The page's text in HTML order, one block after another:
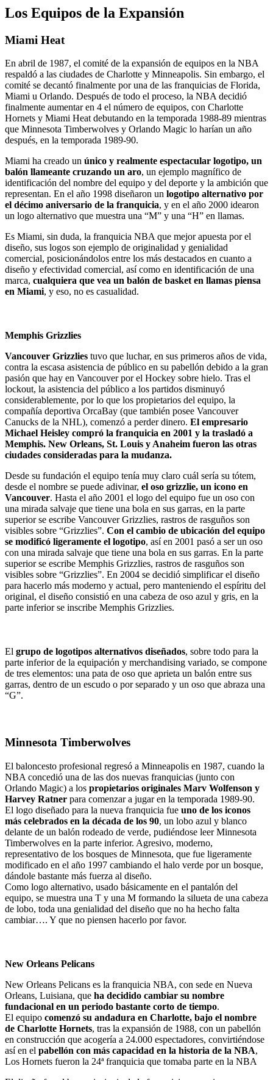
Los Equipos de la Expansión
Miami Heat
En abril de 1987, el comité de la expansión de equipos en la NBA
respaldó a las ciudades de Charlotte y Minneapolis. Sin embargo, el
comité se decantó finalmente por una de las franquicias de Florida,
Miami u Orlando. Después de todo el proceso, la NBA decidió
finalmente aumentar en 4 el número de equipos, con Charlotte
Hornets y Miami Heat debutando en la temporada 1988-89 mientras
que Minnesota Timberwolves y Orlando Magic lo harían un año
después, en la temporada 1989-90.
Miami ha creado un único y realmente espectacular logotipo, un
balón llameante cruzando un aro, un ejemplo magnífico de
identificación del nombre del equipo y del deporte y la ambición que
representan. En el año 1998 diseñaron un logotipo alternativo por
el décimo aniversario de la franquicia, y en el año 2000 idearon
un logo alternativo que muestra una “M” y una “H” en llamas.
Es Miami, sin duda, la franquicia NBA que mejor apuesta por el
diseño, sus logos son ejemplo de originalidad y genialidad
comercial, posicionándolos entre los más destacados en cuanto a
diseño y efectividad comercial, así como en identificación de una
marca, cualquiera que vea un balón de basket en llamas piensa
en Miami, y eso, no es casualidad.
Memphis Grizzlies
Vancouver Grizzlies tuvo que luchar, en sus primeros años de vida,
contra la escasa asistencia de público en su pabellón debido a la gran
pasión que hay en Vancouver por el Hockey sobre hielo. Tras el
lockout, la asistencia del público a los partidos disminuyó
considerablemente, por lo que los propietarios del equipo, la
compañía deportiva OrcaBay (que también posee Vancouver
Canucks de la NHL), comenzó a perder dinero. El empresario
Michael Heisley compró la franquicia en 2001 y la trasladó a
Memphis. New Orleans, St. Louis y Anaheim fueron las otras
ciudades consideradas para la mudanza.
Desde su fundación el equipo tenía muy claro cuál sería su tótem,
desde el nombre se puede adivinar, el oso grizzlie, un icono en
Vancouver. Hasta el año 2001 el logo del equipo fue un oso con
una mirada salvaje que tiene una bola en sus garras, en la parte
superior se escribe Vancouver Grizzlies, rastros de rasguños son
visibles sobre “Grizzlies”. Con el cambio de ubicación del equipo
se modificó ligeramente el logotipo, así en 2001 pasó a ser un oso
con una mirada salvaje que tiene una bola en sus garras. En la parte
superior se escribe Memphis Grizzlies, rastros de rasguños son
visibles sobre “Grizzlies”. En 2004 se decidió simplificar el diseño
para hacerlo más moderno y actual, pero manteniendo el espíritu del
original, el diseño consistió en una cabeza de oso azul y gris, en la
parte inferior se inscribe Memphis Grizzlies.
El grupo de logotipos alternativos diseñados, sobre todo para la
parte inferior de la equipación y merchandising variado, se compone
de tres elementos: una pata de oso que aprieta un balón entre sus
garras, dentro de un escudo o por separado y un oso que abraza una
“G”.
Minnesota Timberwolves
El baloncesto profesional regresó a Minneapolis en 1987, cuando la
NBA concedió una de las dos nuevas franquicias (junto con
Orlando Magic) a los propietarios originales Marv Wolfenson y
Harvey Ratner para comenzar a jugar en la temporada 1989-90.
El logo diseñado para la nueva franquicia fue uno de los iconos
más celebrados en la década de los 90, un lobo azul y blanco
delante de un balón rodeado de verde, pudiéndose leer Minnesota
Timberwolves en la parte inferior. Agresivo, moderno,
representativo de los bosques de Minnesota, que fue ligeramente
modificado en el año 1997 cambiando el halo verde por un bosque,
dándole bastante más fuerza al diseño.
Como logo alternativo, usado básicamente en el pantalón del
equipo, se muestra una T y una M formando la silueta de una cabeza
de lobo, toda una genialidad del diseño que no ha hecho falta
cambiar…. Y que no piensen hacerlo por favor.
New Orleans Pelicans
New Orleans Pelicans es la franquicia NBA, con sede en Nueva
Orleans, Luisiana, que ha decidido cambiar su nombre
fundacional en un periodo bastante corto de tiempo.
El equipo comenzó su andadura en Charlotte, bajo el nombre
de Charlotte Hornets, tras la expansión de 1988, con un pabellón
en construcción que acogería a 24.000 espectadores, convirtiéndose
así en el pabellón con más capacidad en la historia de la NBA,
Los Hornets fueron la 24ª franquicia que tomaba parte en la NBA